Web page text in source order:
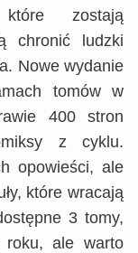
zostają
chronić ludzki
Nowe wydanie
tomów w
400 stron
z cyklu.
opowieści, ale
które wracają
3 tomy,
roku, ale warto